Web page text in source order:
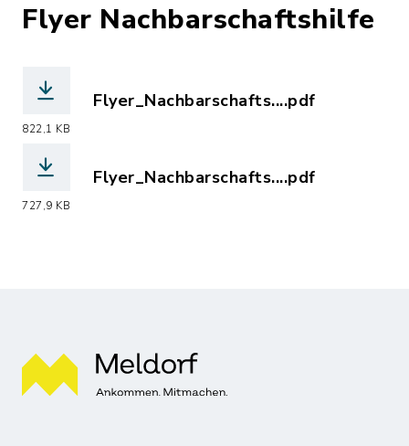
Flyer Nachbarschaftshilfe
822,1 KB
Flyer_Nachbarschafts....pdf
727,9 KB
Flyer_Nachbarschafts....pdf